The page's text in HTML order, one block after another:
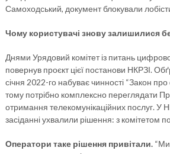
Самоходський, документ блокували
Чому користувачі знову залишилися
Днями Урядовий комітет із питань
повернув проєкт цієї постанови НКРЗІ.
січня 2022-го набуває чинності “Закон про
тому потрібно комплексно переглядати
отримання телекомунікаційних послуг. У
засіданні ухвалили рішення: з комітетом
Оператори таке рішення привітали.“Ми